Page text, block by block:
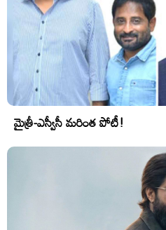
మైత్రీ-ఎస్వీసీ మరింత పోటీ!